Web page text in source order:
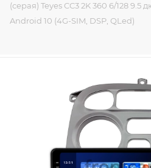
(серая) Teyes CC3 2K 360 6/128 9.5
Android 10 (4G-SIM, DSP, QLed)